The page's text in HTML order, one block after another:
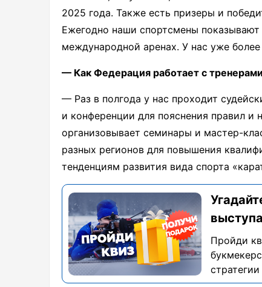
2025 года. Также есть призеры и
Ежегодно наши спортсмены показывают
международной аренах. У нас уже
— Как Федерация работает с
— Раз в полгода у нас проходит
и конференции для пояснения правил и
организовывает семинары и мастер-
разных регионов для повышения
тенденциям развития вида спорта
Пройди